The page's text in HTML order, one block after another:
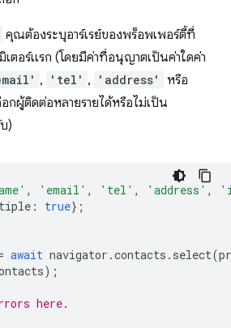
คุณต้องระบุอาร์เรย์ของพร็อพเพอร์ตี้ที่
เตอร์แรก (โดยมีค่าที่อนุญาตเป็นค่าใดค่า
, 'tel' , 'address' หรือ
อกผู้ติดต่อหลายรายได้หรือไม่เป็น
)
, 'email' , 'tel' , 'address' ,
: true};
await navigator .contacts . select(
);
here.